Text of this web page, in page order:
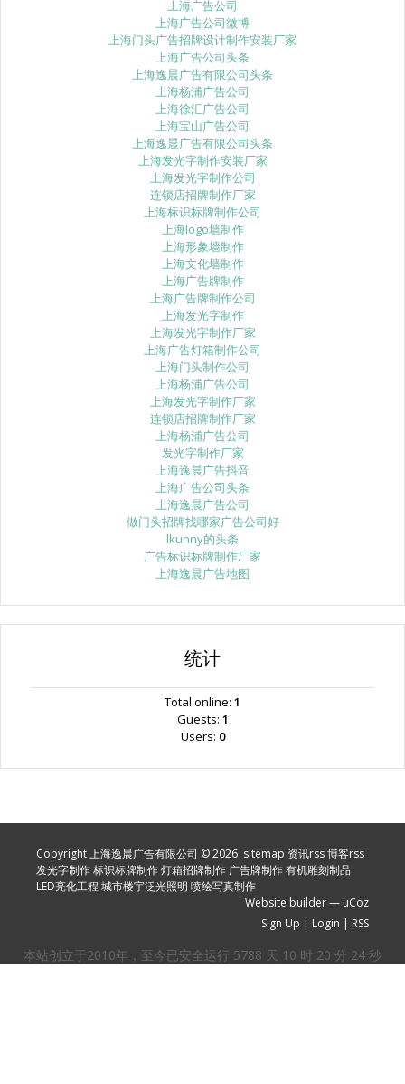
上海广告公司
上海广告公司微博
上海门头广告招牌设计制作安装厂家
上海广告公司头条
上海逸晨广告有限公司头条
上海杨浦广告公司
上海徐汇广告公司
上海宝山广告公司
上海逸晨广告有限公司头条
上海发光字制作安装厂家
上海发光字制作公司
连锁店招牌制作厂家
上海标识标牌制作公司
上海logo墙制作
上海形象墙制作
上海文化墙制作
上海广告牌制作
上海广告牌制作公司
上海发光字制作
上海发光字制作厂家
上海广告灯箱制作公司
上海门头制作公司
上海杨浦广告公司
上海发光字制作厂家
连锁店招牌制作厂家
上海杨浦广告公司
发光字制作厂家
上海逸晨广告抖音
上海广告公司头条
上海逸晨广告公司
做门头招牌找哪家广告公司好
lkunny的头条
广告标识标牌制作厂家
上海逸晨广告地图
统计
Total online: 1
Guests: 1
Users: 0
Copyright 上海逸晨广告有限公司 © 2026 sitemap 资讯rss博客rss
发光字制作标识标牌制作灯箱招牌制作 广告牌制作有机雕刻制品
LED亮化工程 城市楼宇泛光照明 喷绘写真制作
Website builder— uCoz
Sign Up | Login | RSS
本站创立于2010年，至今已安全运行 5788 天 10 时 20 分 26 秒